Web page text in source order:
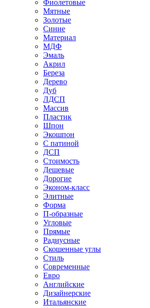
Фиолетовые
Мятные
Золотые
Синие
Материал
МДФ
Эмаль
Акрил
Береза
Дерево
Дуб
ЛДСП
Массив
Пластик
Шпон
Экошпон
С патиной
ДСП
Стоимость
Дешевые
Дорогие
Эконом-класс
Элитные
Форма
П-образные
Угловые
Прямые
Радиусные
Скошенные углы
Стиль
Современные
Евро
Английские
Дизайнерские
Итальянские